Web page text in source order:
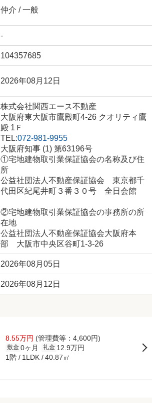
仲介 / 一般
-
104357685
2026年08月12日
株式会社関西エース不動産
大阪府東大阪市鷹殿町4-26 クオリティ鷹
殿 1Ｆ
TEL:072-981-9955
大阪府知事 (1) 第63196号
①宅地建物取引業保証協会の名称及び住
所
公益社団法人不動産保証協会 東京都千
代田区紀尾井町３番３０号 全日会館
②宅地建物取引業保証協会の事務所の所
在地
公益社団法人不動産保証協会大阪府本
部 大阪市中央区谷町1-3-26
2026年08月05日
2026年08月12日
8.55万円 (管理費等：4,600円)
敷金 0ヶ月 礼金 12.9万円
1階 1LDK 40.87㎡